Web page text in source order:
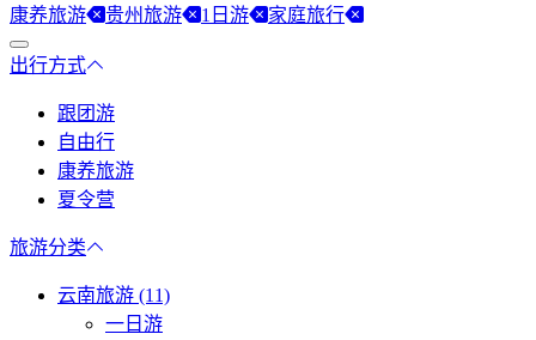
康养旅游 贵州旅游 1日游 家庭旅行
出行方式
跟团游
自由行
康养旅游
夏令营
旅游分类
云南旅游 (11)
一日游